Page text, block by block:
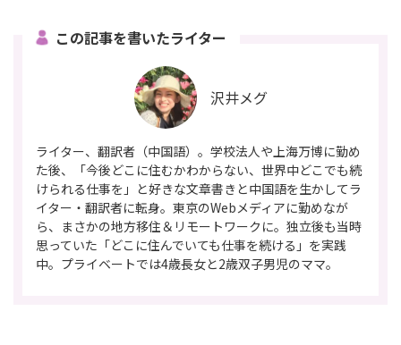
この記事を書いたライター
沢井メグ
ライター、翻訳者（中国語）。学校法人や上海万博に勤め
た後、「今後どこに住むかわからない、世界中どこでも続
けられる仕事を」と好きな文章書きと中国語を生かしてラ
イター・翻訳者に転身。東京のWebメディアに勤めなが
ら、まさかの地方移住＆リモートワークに。独立後も当時
思っていた「どこに住んでいても仕事を続ける」を実践
中。プライベートでは4歳長女と2歳双子男児のママ。